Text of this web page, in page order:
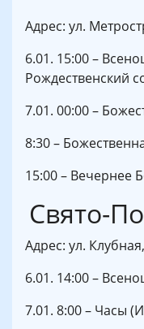
Адрес: ул.
6.01. 15:00 –
Рождественский
7.01. 00:00 –
8:30 –
15:00 – Вечернее
Свято-
Адрес: ул.
6.01. 14:00 –
7.01. 8:00 – Часы